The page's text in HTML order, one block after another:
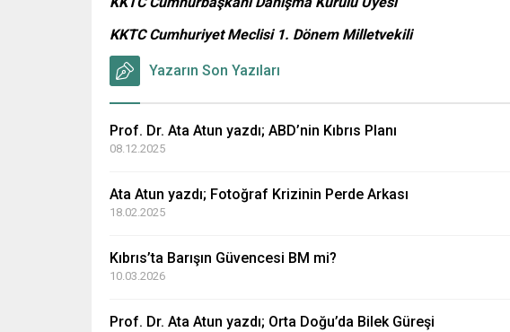
KKTC Cumhuriyet Meclisi 1. Dönem Milletvekili
Yazarın Son Yazıları
Prof. Dr. Ata Atun yazdı; ABD’nin Kıbrıs Planı
08.12.2025
Ata Atun yazdı; Fotoğraf Krizinin Perde Arkası
18.02.2025
Kıbrıs’ta Barışın Güvencesi BM mi?
10.03.2026
Prof. Dr. Ata Atun yazdı; Orta Doğu’da Bilek Güreşi